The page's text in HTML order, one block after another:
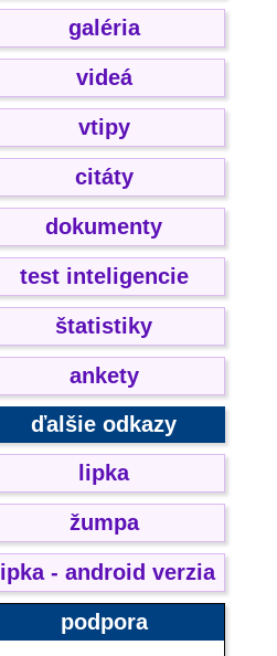
galéria
videá
vtipy
citáty
dokumenty
test inteligencie
štatistiky
ankety
ďalšie odkazy
lipka
žumpa
lipka - android verzia
podpora